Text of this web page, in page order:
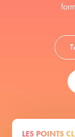
LES POINTS